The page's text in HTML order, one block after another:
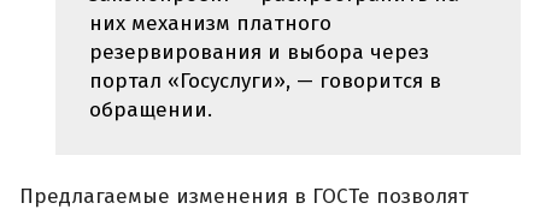
них механизм платного
резервирования и выбора через
портал «Госуслуги», — говорится в
обращении.
Предлагаемые изменения в ГОСТе позволят